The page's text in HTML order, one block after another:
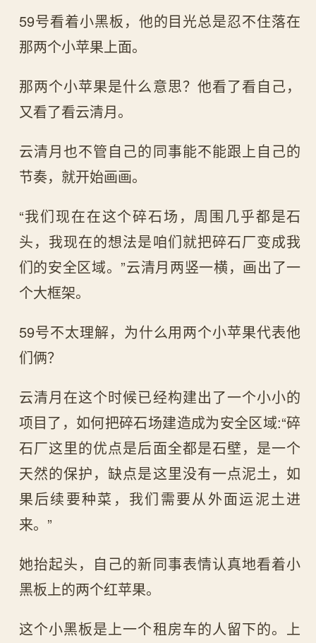
59号看着小黑板，他的目光总是忍不住落在
那两个小苹果上面。
那两个小苹果是什么意思？他看了看自己，
又看了看云清月。
云清月也不管自己的同事能不能跟上自己的
节奏，就开始画画。
“我们现在在这个碎石场，周围几乎都是石
头，我现在的想法是咱们就把碎石厂变成我
们的安全区域。”云清月两竖一横，画出了一
个大框架。
59号不太理解，为什么用两个小苹果代表他
们俩？
云清月在这个时候已经构建出了一个小小的
项目了，如何把碎石场建造成为安全区域:“碎
石厂这里的优点是后面全都是石壁，是一个
天然的保护，缺点是这里没有一点泥土，如
果后续要种菜，我们需要从外面运泥土进
来。”
她抬起头，自己的新同事表情认真地看着小
黑板上的两个红苹果。
这个小黑板是上一个租房车的人留下的。上